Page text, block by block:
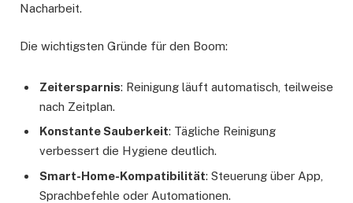
Nacharbeit.
Die wichtigsten Gründe für den Boom:
Zeitersparnis: Reinigung läuft automatisch, teilweise
nach Zeitplan.
Konstante Sauberkeit: Tägliche Reinigung
verbessert die Hygiene deutlich.
Smart-Home-Kompatibilität: Steuerung über App,
Sprachbefehle oder Automationen.